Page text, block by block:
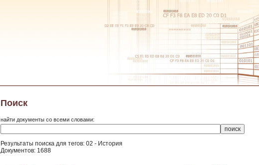
Поиск
найти документы со всеми словами:
Результаты поиска для тегов: 02 - История
Документов: 1688